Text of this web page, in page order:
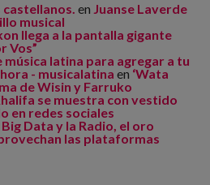
en Juanse Laverde
musical
llega a la pantalla gigante
Vos”
música latina para agregar a tu
- musicalatina en ‘Wata
de Wisin y Farruko
se muestra con vestido
en redes sociales
Data y la Radio, el oro
las plataformas